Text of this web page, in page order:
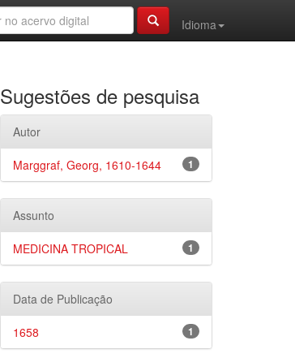
Idioma
Sugestões de pesquisa
Autor
1
Marggraf, Georg, 1610-1644
Assunto
1
MEDICINA TROPICAL
Data de Publicação
1
1658